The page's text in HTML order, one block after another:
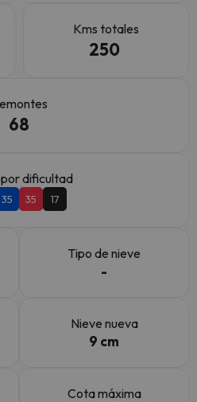
Kms totales
250
68
dificultad
35 35 17
Tipo de nieve
-
Nieve nueva
9 cm
Cota máxima